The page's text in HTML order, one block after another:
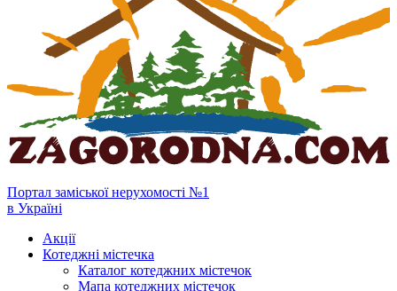
Портал заміської нерухомості №1
в Україні
Акції
Котеджні містечка
Каталог котеджних містечок
Мапа котеджних містечок